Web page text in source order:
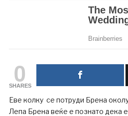
0
SHARES
Еве колку се потруди Брена
Лепа Брена веќе е познато дека е